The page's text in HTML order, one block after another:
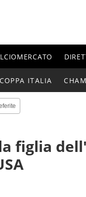
COPPA ITALIA
figlia